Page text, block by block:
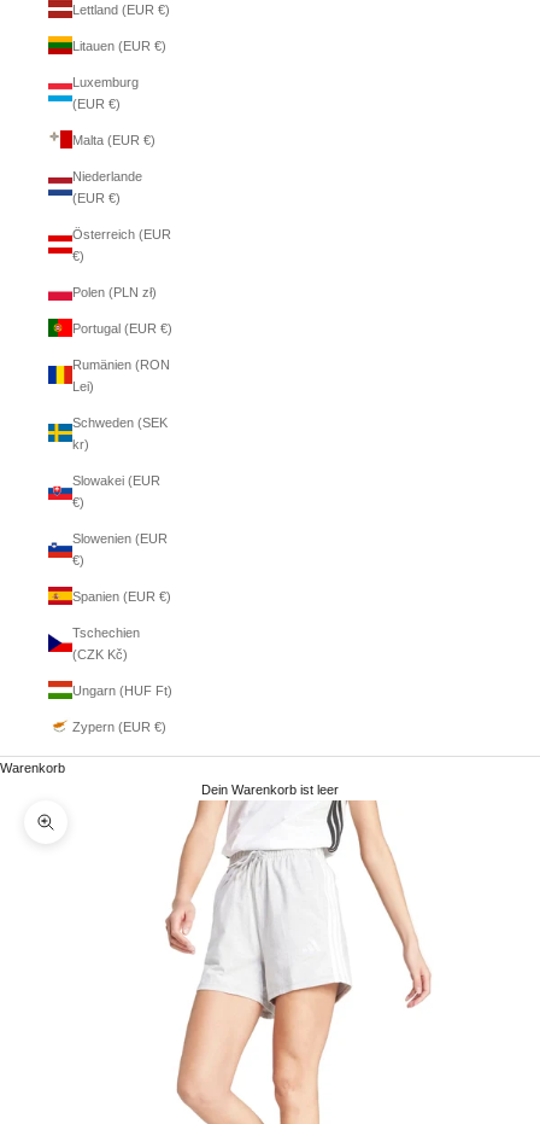
Lettland (EUR €)
Litauen (EUR €)
Luxemburg
(EUR €)
Malta (EUR €)
Niederlande
(EUR €)
Österreich (EUR
€)
Polen (PLN zł)
Portugal (EUR €)
Rumänien (RON
Lei)
Schweden (SEK
kr)
Slowakei (EUR
€)
Slowenien (EUR
€)
Spanien (EUR €)
Tschechien
(CZK Kč)
Ungarn (HUF Ft)
Zypern (EUR €)
Warenkorb
Dein Warenkorb ist leer
Bild vergrößern